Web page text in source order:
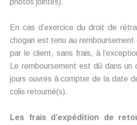
photos jointes).
En cas d’exercice du droit de
chogan est tenu au
par le client, sans frais, à
Le remboursement est dû dans
jours ouvrés à compter de la date
colis retourné(s).
Les frais d’expédition de